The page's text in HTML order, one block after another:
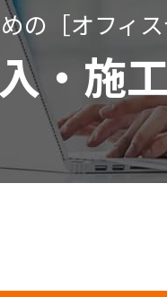
の［オフィス
・施